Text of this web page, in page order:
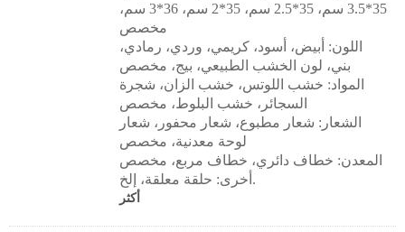
35*3.5 سم، 35*2.5 سم، 35*2 سم، 36*3 سم،
مخصص
اللون: أبيض، أسود، كريمي، وردي، رمادي،
بني، لون الخشب الطبيعي، بيج، مخصص
المواد: خشب اللوتس، خشب الزان، شجرة
السجائر، خشب البلوط، مخصص
الشعار: شعار مطبوع، شعار محفور، شعار
لوحة معدنية، مخصص
المعدن: خطاف دائري، خطاف مربع، مخصص
أخرى: حلقة معلقة، إلخ.
أكثر